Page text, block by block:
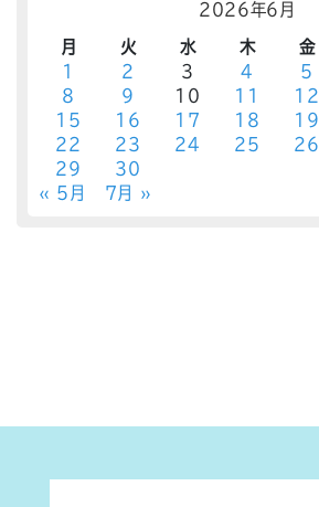
2026年6月
月 火 水 木 金
1
2 3 4 5
8
9 10 11 12
15
16 17 18 19
22
23 24 25 26
29
30
« 5月
7月 »